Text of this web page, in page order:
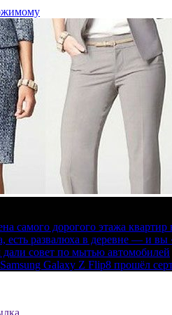
самого дорогого этажа квартир
есть развалюха в деревне — и
дали совет по мытью автомобилей
Galaxy Z Flip8 прошёл